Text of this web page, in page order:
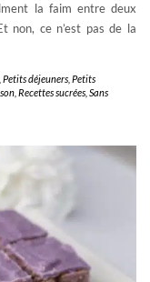
la faim entre deux
non, ce n’est pas de la
Petits déjeuners Petits
Recettes sucrées Sans